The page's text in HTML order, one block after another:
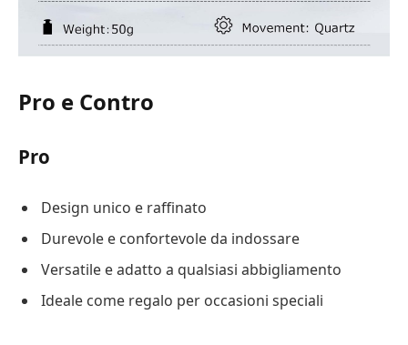
Pro e Contro
Pro
Design unico e raffinato
Durevole e confortevole da indossare
Versatile e adatto a qualsiasi abbigliamento
Ideale come regalo per occasioni speciali